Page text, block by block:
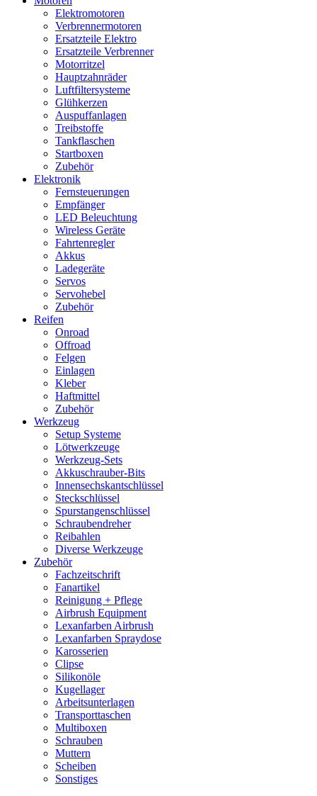
Elektromotoren
Verbrennermotoren
Ersatzteile Elektro
Ersatzteile Verbrenner
Motorritzel
Hauptzahnräder
Luftfiltersysteme
Glühkerzen
Auspuffanlagen
Treibstoffe
Tankflaschen
Startboxen
Zubehör
Elektronik
Fernsteuerungen
Empfänger
LED Beleuchtung
Wireless Geräte
Fahrtenregler
Akkus
Ladegeräte
Servos
Servohebel
Zubehör
Reifen
Onroad
Offroad
Felgen
Einlagen
Kleber
Haftmittel
Zubehör
Werkzeug
Setup Systeme
Lötwerkzeuge
Werkzeug-Sets
Akkuschrauber-Bits
Innensechskantschlüssel
Steckschlüssel
Spurstangenschlüssel
Schraubendreher
Reibahlen
Diverse Werkzeuge
Zubehör
Fachzeitschrift
Fanartikel
Reinigung + Pflege
Airbrush Equipment
Lexanfarben Airbrush
Lexanfarben Spraydose
Karosserien
Clipse
Silikonöle
Kugellager
Arbeitsunterlagen
Transporttaschen
Multiboxen
Schrauben
Muttern
Scheiben
Sonstiges